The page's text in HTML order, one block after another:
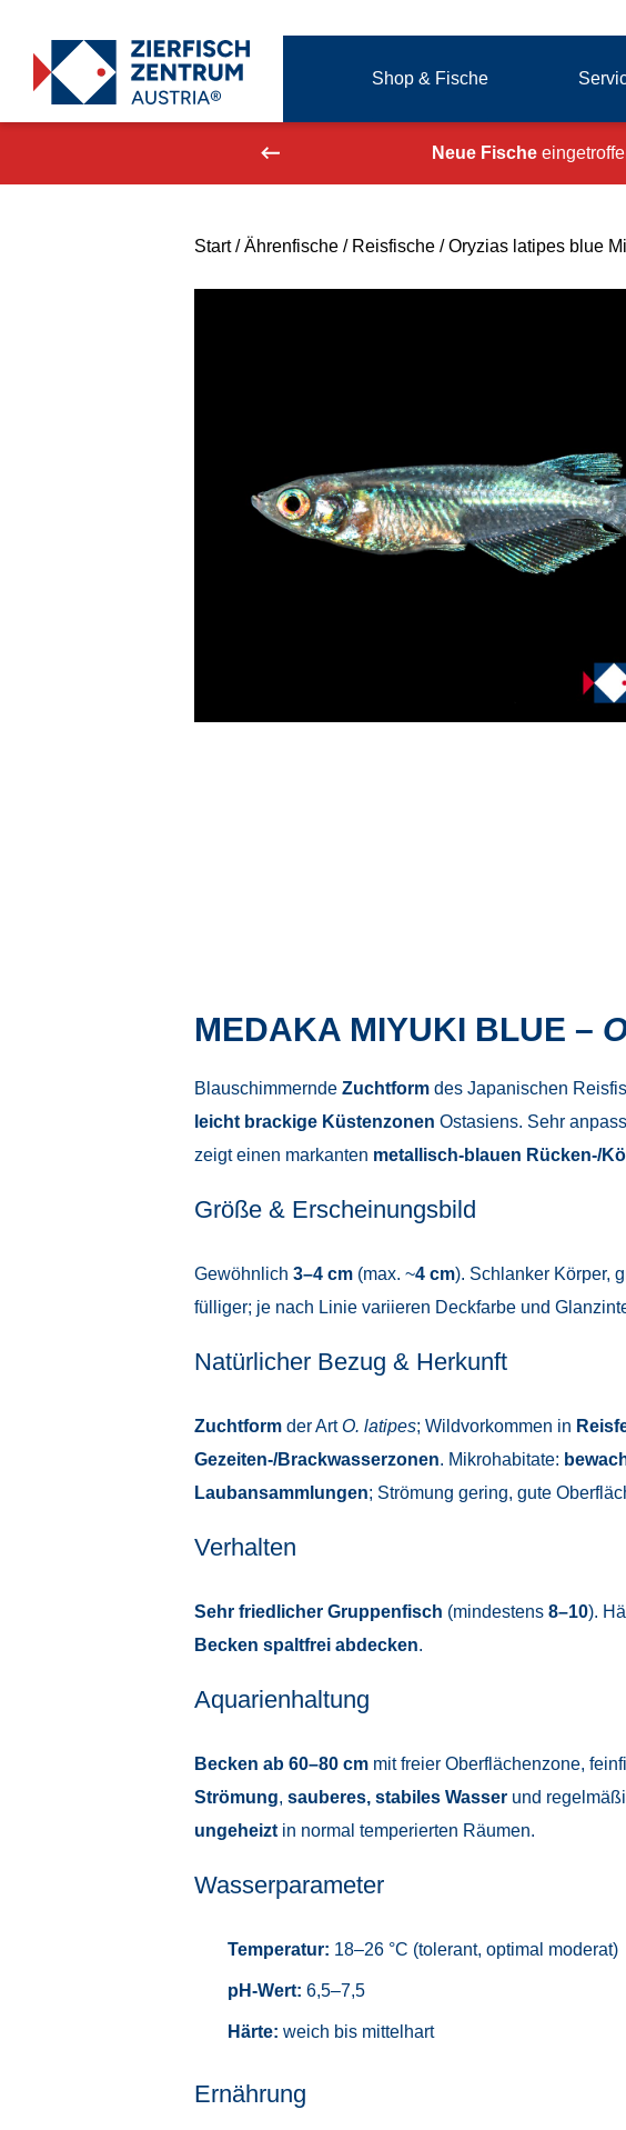
Zierfisch Aquarium Austria Shop & Fische
Neue Fische
Start/Ährenfische/ Reisfische/ Oryzias latipes blue
MEDAKA MIYUKI BLUE –
Blauschimmernde Zuchtformdes Japanischen
leicht brackige Küstenzonen Ostasiens. Sehr
zeigt einen markanten metallisch-blauen Rücken-/
Größe & Erscheinungsbild
Gewöhnlich 3–4 cm(max. ~4 cm). Schlanker Körper,
fülliger; je nach Linie variieren Deckfarbe und
Natürlicher Bezug & Herkunft
Zuchtformder ArtO. latipes; Wildvorkommen in
Gezeiten-/Brackwasserzonen. Mikrohabitate:
Laubansammlungen; Strömung gering, gute
Verhalten
Sehr friedlicher Gruppenfisch (mindestens 8–10).
Becken spaltfrei abdecken.
Aquarienhaltung
Becken ab 60–80 cmmit freier Oberflächenzone,
Strömung, sauberes, stabiles Wasserund
ungeheiztin normal temperierten Räumen.
Wasserparameter
Temperatur: 18–26 °C (tolerant, optimal moderat)
pH-Wert: 6,5–7,5
Härte: weich bis mittelhart
Ernährung